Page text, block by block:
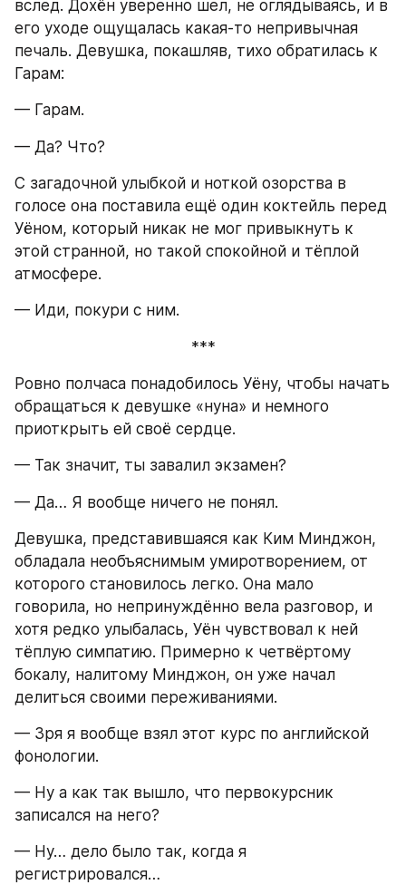
вслед. Дохён уверенно шел, не оглядываясь, и в
его уходе ощущалась какая-то непривычная
печаль. Девушка, покашляв, тихо обратилась к
Гарам:
— Гарам.
— Да? Что?
С загадочной улыбкой и ноткой озорства в
голосе она поставила ещё один коктейль перед
Уёном, который никак не мог привыкнуть к
этой странной, но такой спокойной и тёплой
атмосфере.
— Иди, покури с ним.
***
Ровно полчаса понадобилось Уёну, чтобы начать
обращаться к девушке «нуна» и немного
приоткрыть ей своё сердце.
— Так значит, ты завалил экзамен?
— Да… Я вообще ничего не понял.
Девушка, представившаяся как Ким Минджон,
обладала необъяснимым умиротворением, от
которого становилось легко. Она мало
говорила, но непринуждённо вела разговор, и
хотя редко улыбалась, Уён чувствовал к ней
тёплую симпатию. Примерно к четвёртому
бокалу, налитому Минджон, он уже начал
делиться своими переживаниями.
— Зря я вообще взял этот курс по английской
фонологии.
— Ну а как так вышло, что первокурсник
записался на него?
— Ну… дело было так, когда я
регистрировался…